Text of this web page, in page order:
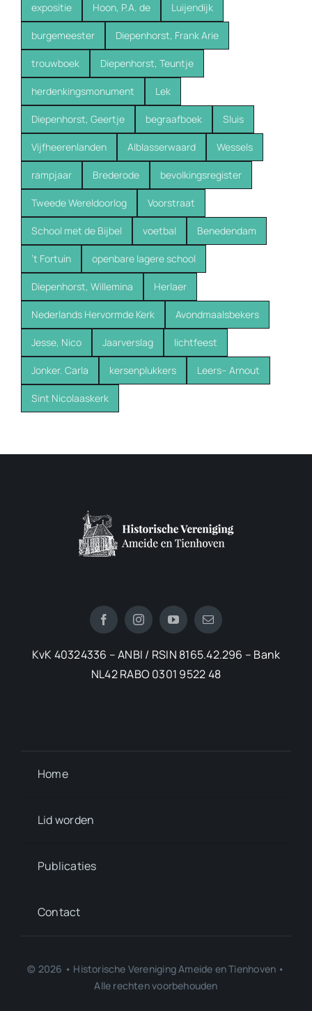
expositie Hoon, P.A. de Luijendijk
burgemeester Diepenhorst, Frank Arie
trouwboek Diepenhorst, Teuntje
herdenkingsmonument Lek
Diepenhorst, Geertje begraafboek Sluis
Vijfheerenlanden Alblasserwaard Wessels
rampjaar Brederode bevolkingsregister
Tweede Wereldoorlog Voorstraat
School met de Bijbel voetbal Benedendam
’t Fortuin openbare lagere school
Diepenhorst, Willemina Herlaer
Nederlands Hervormde Kerk Avondmaalsbekers
Jesse, Nico Jaarverslag lichtfeest
Jonker. Carla kersenplukkers Leers-- Arnout
Sint Nicolaaskerk
KvK 40324336 – ANBI / RSIN 8165.42.296 – Bank
NL42 RABO 0301 9522 48
Home
Lid worden
Publicaties
Contact
© 2026 • Historische Vereniging Ameide en Tienhoven •
Alle rechten voorbehouden